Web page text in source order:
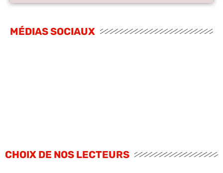
MÉDIAS SOCIAUX
CHOIX DE NOS LECTEURS